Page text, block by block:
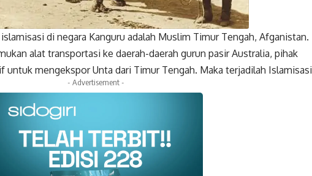
di negara Kanguru adalah Muslim Timur Tengah, Afganistan.
alat transportasi ke daerah-daerah gurun pasir Australia, pihak
untuk mengekspor Unta dari Timur Tengah. Maka terjadilah Islamisasi
- Advertisement -
Facebook
Gmail